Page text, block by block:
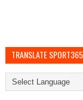
TRANSLATE SPORT365